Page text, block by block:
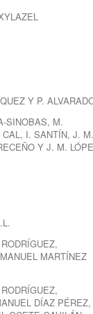
Y P.
SINOBAS, M.
I. SANTÍN, J. M.
Y J. M.
MARTÍNEZ
DÍAZ PÉREZ,